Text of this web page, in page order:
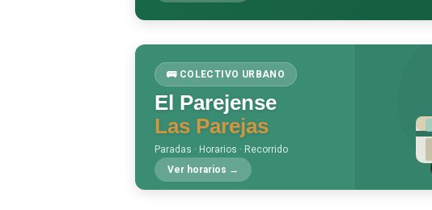
🚌 COLECTIVO URBANO
El Parejense
Las Parejas
Paradas · Horarios · Recorrido
Ver horarios →